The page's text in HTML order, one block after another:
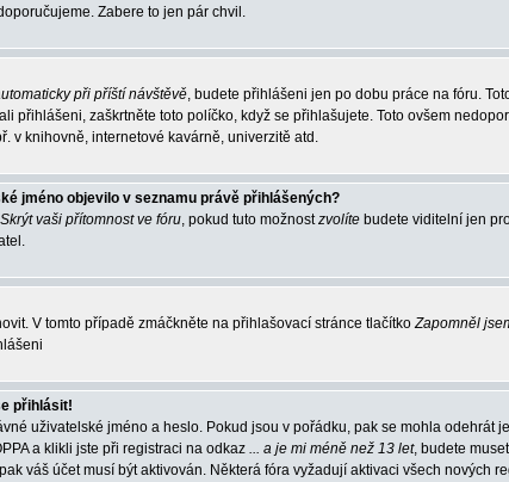
Zabere to jen pár chvil.
při příští návštěvě, budete přihlášeni jen po dobu práce na fóru.
přihlášeni, zaškrtněte toto políčko, když se přihlašujete. Toto ovšem
v knihovně, internetové kavárně, univerzitě atd.
jméno objevilo v seznamu právě přihlášených?
Skrýt vaši přítomnost ve fóru, pokud tuto možnostzvolíte budete viditelní jen
V tomto případě zmáčkněte na přihlašovací stránce tlačítkoZapomněl
přihlásit!
uživatelské jméno a heslo. Pokud jsou v pořádku, pak se mohla odehrát
a klikli jste při registraci na odkaz ... a je mi méně než 13 let, budete
váš účet musí být aktivován. Některá fóra vyžadují aktivaci všech nových